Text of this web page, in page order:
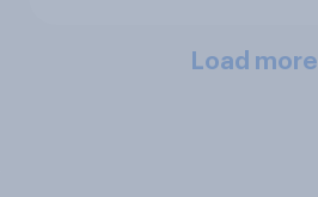
Load more